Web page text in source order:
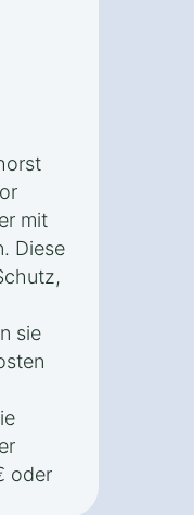
mit
Diese
sie
oder